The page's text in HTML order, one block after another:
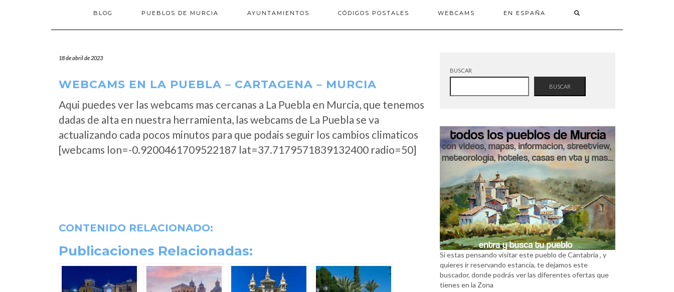
BLOG PUEBLOS DE MURCIA AYUNTAMIENTOS CÓDIGOS POSTALES WEBCAMS EN ESPAÑA
18 de abril de 2023
WEBCAMS EN LA PUEBLA – CARTAGENA – MURCIA
Aqui puedes ver las webcams mas cercanas a La Puebla en Murcia, que tenemos
dadas de alta en nuestra herramienta, las webcams de La Puebla se va
actualizando cada pocos minutos para que podais seguir los cambios climaticos
[webcams lon=-0.9200461709522187 lat=37.7179571839132400 radio=50]
CONTENIDO RELACIONADO:
Publicaciones Relacionadas:
BUSCAR
BUSCAR
Si estas pensando visitar este pueblo de Cantabria , y
quieres ir reservando estancia, te dejamos este
buscador, donde podrás ver las diferentes ofertas que
tienes en la Zona